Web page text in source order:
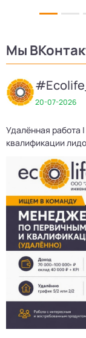
Мы
20-07-2026
Удалённая
квалификации